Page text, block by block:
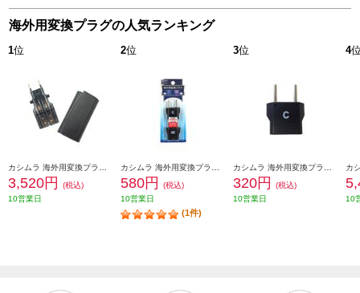
海外用変換プラグの人気ランキング
1位
3,520円
(税込)
10営業日
2位
580円
(税込)
10営業日
(1件)
3位
320円
(税込)
10営業日
4
10